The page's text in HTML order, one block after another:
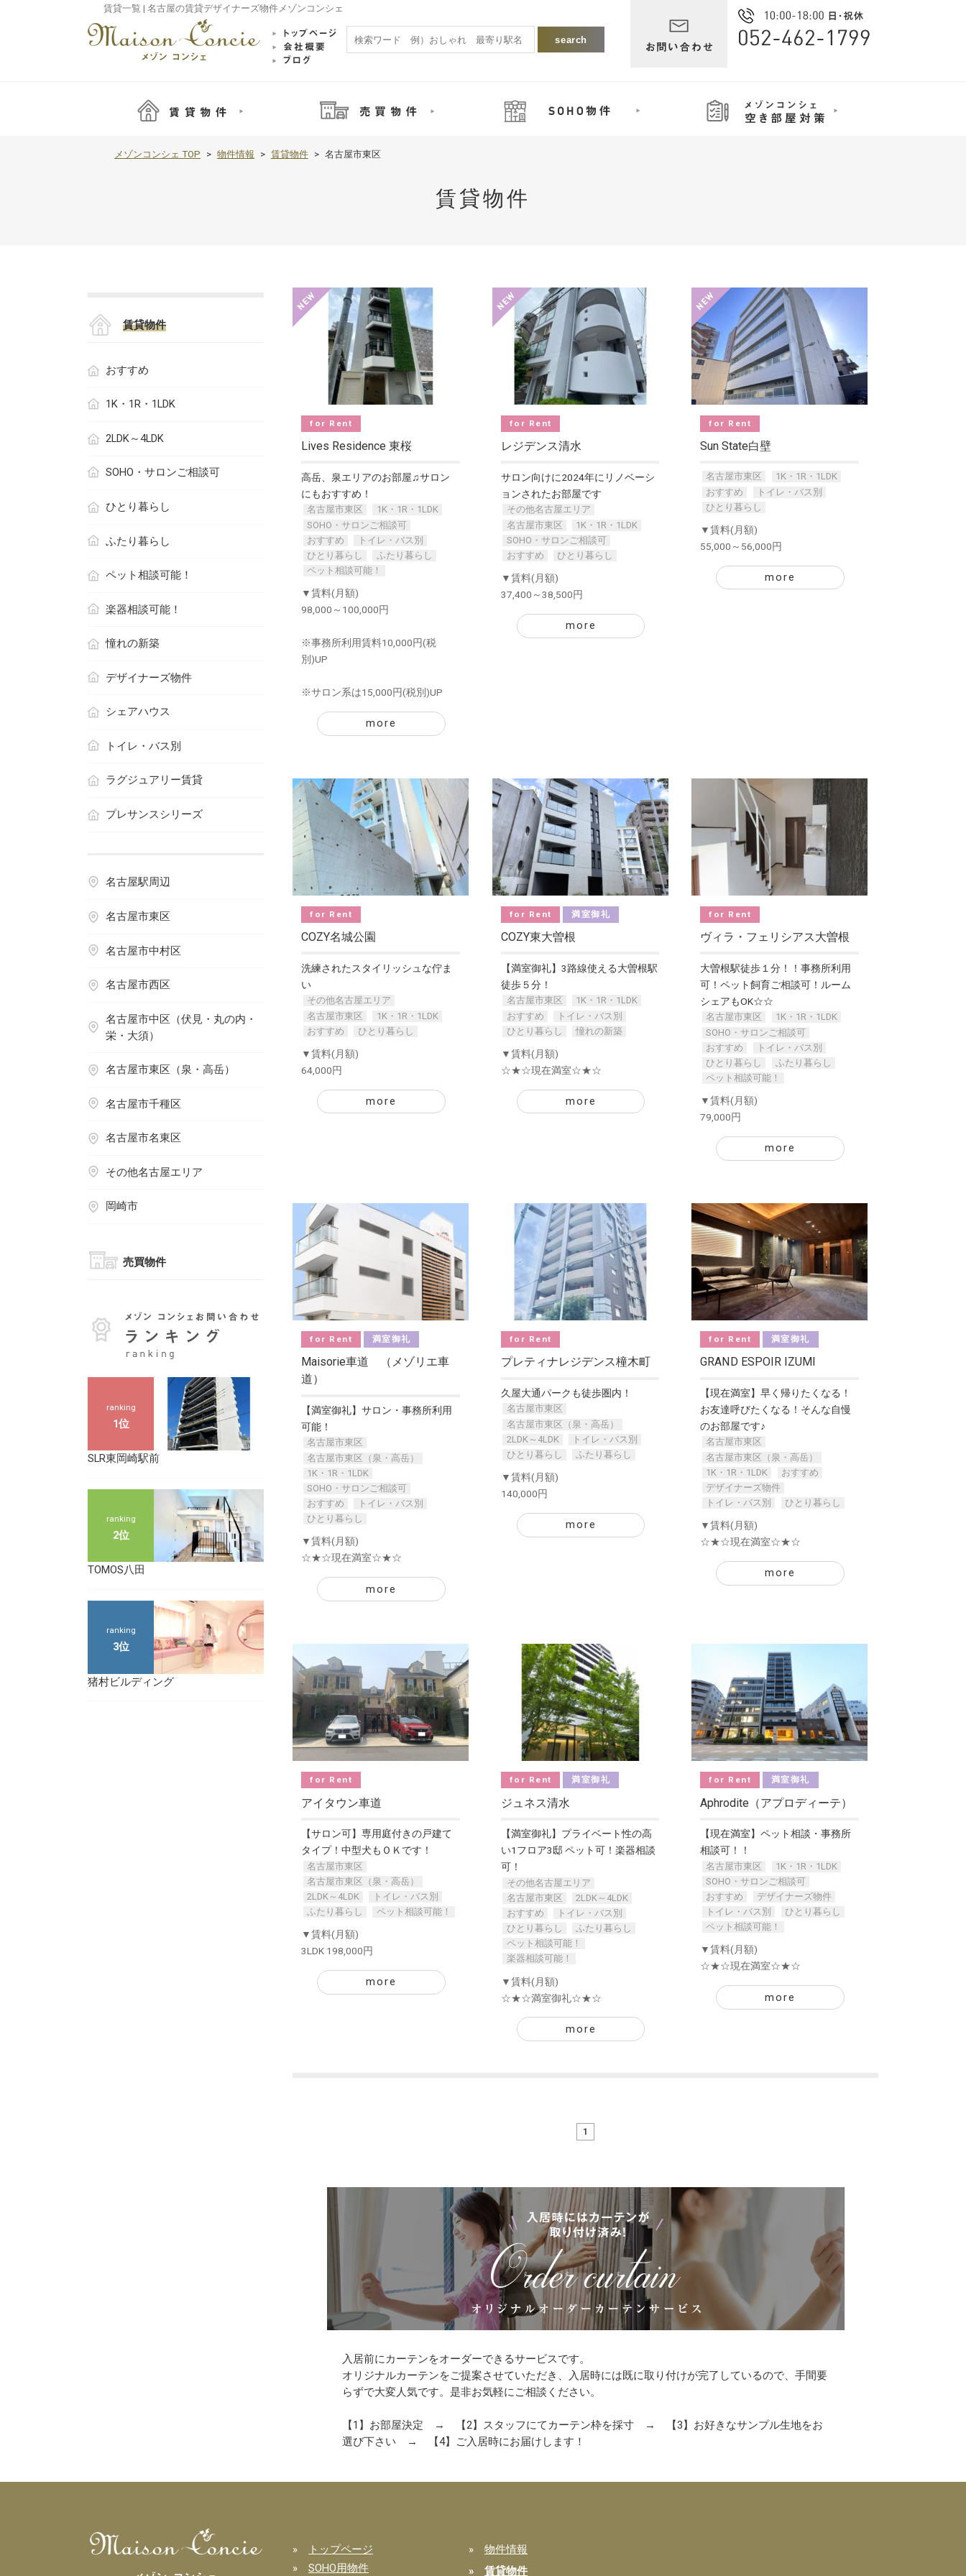
賃貸一覧 | 名古屋の賃貸デザイナーズ物件メゾンコンシェ
メゾンコンシェ TOP 物件情報 賃貸物件 名古屋市東区
賃貸物件
for Rent
Lives Residence 東桜
高岳、泉エリアのお部屋♫サロン
にもおすすめ！
名古屋市東区
1K・1R・1LDK
SOHO・サロンご相談可
おすすめ
トイレ・バス別
ひとり暮らし
ふたり暮らし
ペット相談可能！
▼賃料(月額)
98,000～100,000円
※事務所利用賃料10,000円(税
別)UP
※サロン系は15,000円(税別)UP
more
for Rent
レジデンス清水
サロン向けに2024年にリノベーシ
ョンされたお部屋です
その他名古屋エリア
名古屋市東区
1K・1R・1LDK
SOHO・サロンご相談可
おすすめ
ひとり暮らし
▼賃料(月額)
37,400～38,500円
more
for Rent
Sun State白壁
名古屋市東区
1K・1R・1LDK
おすすめ
トイレ・バス別
ひとり暮らし
▼賃料(月額)
55,000～56,000円
more
for Rent
COZY名城公園
洗練されたスタイリッシュな佇ま
い
その他名古屋エリア
名古屋市東区
1K・1R・1LDK
おすすめ
ひとり暮らし
▼賃料(月額)
64,000円
more
for Rent 満室御礼
COZY東大曽根
【満室御礼】3路線使える大曽根駅
徒歩５分！
名古屋市東区
1K・1R・1LDK
おすすめ
トイレ・バス別
ひとり暮らし
憧れの新築
▼賃料(月額)
☆★☆現在満室☆★☆
more
for Rent
ヴィラ・フェリシアス大曽根
大曽根駅徒歩１分！！事務所利用
可！ペット飼育ご相談可！ルーム
シェアもOK☆☆
名古屋市東区
1K・1R・1LDK
SOHO・サロンご相談可
おすすめ
トイレ・バス別
ひとり暮らし
ふたり暮らし
ペット相談可能！
▼賃料(月額)
79,000円
more
for Rent 満室御礼
Maisorie車道 （メゾリエ車
道）
【満室御礼】サロン・事務所利用
可能！
名古屋市東区
名古屋市東区（泉・高岳）
1K・1R・1LDK
SOHO・サロンご相談可
おすすめ
トイレ・バス別
ひとり暮らし
▼賃料(月額)
☆★☆現在満室☆★☆
more
for Rent
プレティナレジデンス橦木町
久屋大通パークも徒歩圏内！
名古屋市東区
名古屋市東区（泉・高岳）
2LDK～4LDK
トイレ・バス別
ひとり暮らし
ふたり暮らし
▼賃料(月額)
140,000円
more
for Rent 満室御礼
GRAND ESPOIR IZUMI
【現在満室】早く帰りたくなる！
お友達呼びたくなる！そんな自慢
のお部屋です♪
名古屋市東区
名古屋市東区（泉・高岳）
1K・1R・1LDK
おすすめ
デザイナーズ物件
トイレ・バス別
ひとり暮らし
▼賃料(月額)
☆★☆現在満室☆★☆
more
for Rent
アイタウン車道
【サロン可】専用庭付きの戸建て
タイプ！中型犬もＯＫです！
名古屋市東区
名古屋市東区（泉・高岳）
2LDK～4LDK
トイレ・バス別
ふたり暮らし
ペット相談可能！
▼賃料(月額)
3LDK 198,000円
more
for Rent 満室御礼
ジュネス清水
【満室御礼】プライベート性の高
い1フロア3邸 ペット可！楽器相談
可！
その他名古屋エリア
名古屋市東区
2LDK～4LDK
おすすめ
トイレ・バス別
ひとり暮らし
ふたり暮らし
ペット相談可能！
楽器相談可能！
▼賃料(月額)
☆★☆満室御礼☆★☆
more
for Rent 満室御礼
Aphrodite（アプロディーテ）
【現在満室】ペット相談・事務所
相談可！！
名古屋市東区
1K・1R・1LDK
SOHO・サロンご相談可
おすすめ
デザイナーズ物件
トイレ・バス別
ひとり暮らし
ペット相談可能！
▼賃料(月額)
☆★☆現在満室☆★☆
more
1
入居前にカーテンをオーダーできるサービスです。
オリジナルカーテンをご提案させていただき、入居時には既に取り付けが完了しているので、手間要
らずで大変人気です。是非お気軽にご相談ください。
【1】お部屋決定 → 【2】スタッフにてカーテン枠を採寸 → 【3】お好きなサンプル生地をお
選び下さい → 【4】ご入居時にお届けします！
賃貸物件
おすすめ
1K・1R・1LDK
2LDK～4LDK
SOHO・サロンご相談可
ひとり暮らし
ふたり暮らし
ペット相談可能！
楽器相談可能！
憧れの新築
デザイナーズ物件
シェアハウス
トイレ・バス別
ラグジュアリー賃貸
プレサンスシリーズ
名古屋駅周辺
名古屋市東区
名古屋市中村区
名古屋市西区
名古屋市中区（伏見・丸の内・
栄・大須）
名古屋市東区（泉・高岳）
名古屋市千種区
名古屋市名東区
その他名古屋エリア
岡崎市
売買物件
ranking
1位
SLR東岡崎駅前
ranking
2位
TOMOS八田
ranking
3位
猪村ビルディング
»
トップページ
» SOHO用物件
» 物件情報
» 賃貸物件